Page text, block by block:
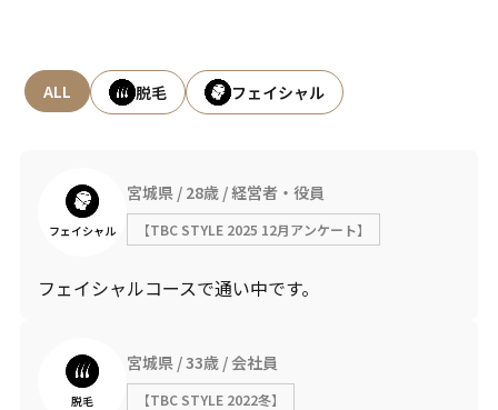
ALL 脱毛 フェイシャル
フェイシャル
宮城県 28歳 経営者・役員
【TBC STYLE 2025 12月アンケート】
フェイシャルコースで通い中です。
脱毛
宮城県 33歳 会社員
【TBC STYLE 2022冬】